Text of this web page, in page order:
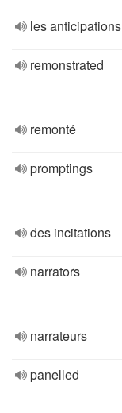
les anticipations
remonstrated
remonté
promptings
des incitations
narrators
narrateurs
panelled